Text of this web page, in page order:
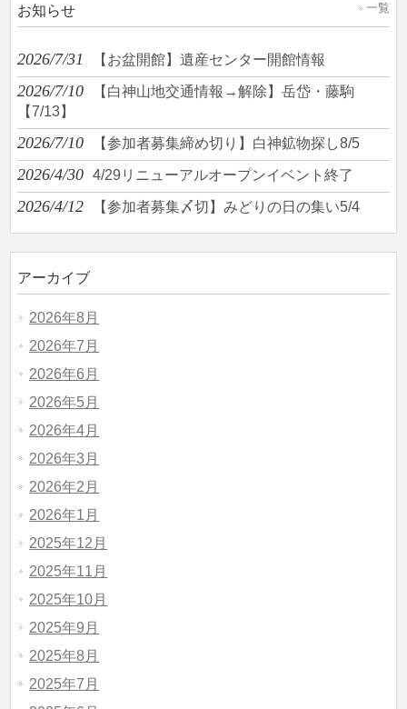
お知らせ 一覧
2026/7/31 【お盆開館】遺産センター開館情報
2026/7/10
【白神山地交通情報→解除】岳岱・藤駒
【7/13】
2026/7/10 【参加者募集締め切り】白神鉱物探し8/5
2026/4/30 4/29リニューアルオープンイベント終了
2026/4/12 【参加者募集〆切】みどりの日の集い5/4
アーカイブ
2026年8月
2026年7月
2026年6月
2026年5月
2026年4月
2026年3月
2026年2月
2026年1月
2025年12月
2025年11月
2025年10月
2025年9月
2025年8月
2025年7月